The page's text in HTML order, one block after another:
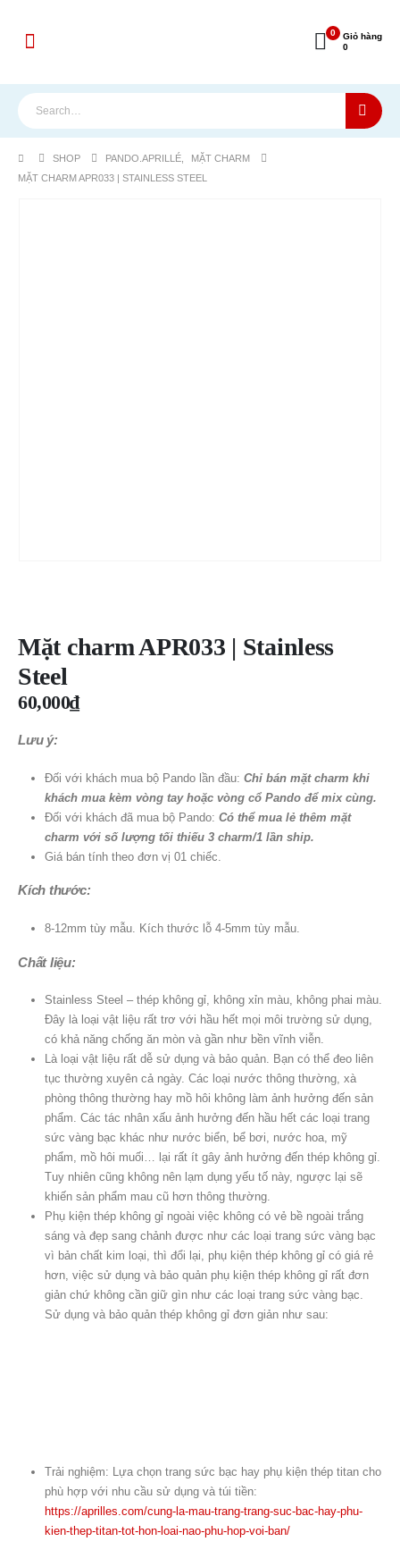
0
Giỏ hàng
0
SHOP PANDO.APRILLÉ
MẶT CHARM
MẶT CHARM APR033 | STAINLESS STEEL
Mặt charm APR033 | Stainless
Steel
60,000₫
Lưu ý:
Đối với khách mua bộ Pando lần đầu: Chỉ bán mặt charm khi
khách mua kèm vòng tay hoặc vòng cổ Pando để mix cùng.
Đối với khách đã mua bộ Pando: Có thể mua lẻ thêm mặt
charm với số lượng tối thiếu 3 charm/1 lần ship.
Giá bán tính theo đơn vị 01 chiếc.
Kích thước:
8-12mm tùy mẫu. Kích thước lỗ 4-5mm tùy mẫu.
Chất liệu:
Stainless Steel – thép không gỉ, không xỉn màu, không phai màu.
Đây là loại vật liệu rất trơ với hầu hết mọi môi trường sử dụng,
có khả năng chống ăn mòn và gần như bền vĩnh viễn.
Là loại vật liệu rất dễ sử dụng và bảo quản. Bạn có thể đeo liên
tục thường xuyên cả ngày. Các loại nước thông thường, xà
phòng thông thường hay mồ hôi không làm ảnh hưởng đến sản
phẩm. Các tác nhân xấu ảnh hưởng đến hầu hết các loại trang
sức vàng bạc khác như nước biển, bể bơi, nước hoa, mỹ
phẩm, mồ hôi muối… lại rất ít gây ảnh hưởng đến thép không gỉ.
Tuy nhiên cũng không nên lạm dụng yếu tố này, ngược lại sẽ
khiến sản phẩm mau cũ hơn thông thường.
Phụ kiện thép không gỉ ngoài việc không có vẻ bề ngoài trắng
sáng và đẹp sang chảnh được như các loại trang sức vàng bạc
vì bản chất kim loại, thì đổi lại, phụ kiện thép không gỉ có giá rẻ
hơn, việc sử dụng và bảo quản phụ kiện thép không gỉ rất đơn
giản chứ không cần giữ gìn như các loại trang sức vàng bạc.
Sử dụng và bảo quản thép không gỉ đơn giản như sau:
Trải nghiệm: Lựa chọn trang sức bạc hay phụ kiện thép titan cho
phù hợp với nhu cầu sử dụng và túi tiền:
https://aprilles.com/cung-la-mau-trang-trang-suc-bac-hay-phu-
kien-thep-titan-tot-hon-loai-nao-phu-hop-voi-ban/